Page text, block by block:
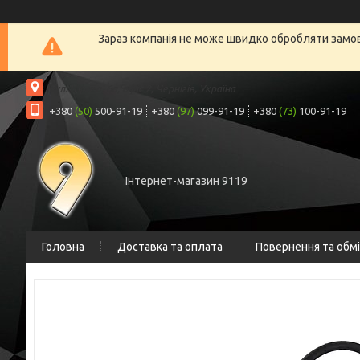
Зараз компанія не може швидко обробляти
вул. Шрага, 6а, офіс 2, Чернігів, Україна
+380 (50) 500-91-19 +380 (97)099-91-19 +380 (73) 100-91-19
Інтернет-магазин 9119
Головна Доставка та оплата Повернення та